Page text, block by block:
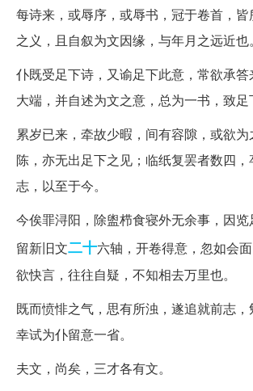
每诗来，或辱序，或辱书，冠于卷首，
之义，且自叙为文因缘，与年月之远近也。
仆既受足下诗，又谕足下此意，常欲承
大端，并自述为文之意，总为一书，致足
累岁已来，牵故少暇，间有容隙，或欲
陈，亦无出足下之见；临纸复罢者数四
志，以至于今。
今俟罪浔阳，除盥栉食寝外无余事，因
留新旧文二十六轴，开卷得意，忽如会
欲快言，往往自疑，不知相去万里也。
既而愤悱之气，思有所浊，遂追就前志
幸试为仆留意一省。
夫文，尚矣，三才各有文。